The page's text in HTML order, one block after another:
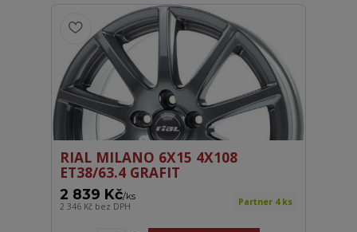
RIAL MILANO 6X15 4X108
ET38/63.4 GRAFIT
2 839 Kč/ks
2 346 Kč bez DPH Partner 4 ks